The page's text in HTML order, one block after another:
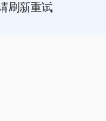
刷新重试